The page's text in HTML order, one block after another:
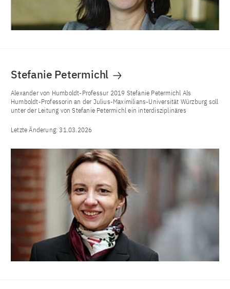
Stefanie Petermichl
Alexander von Humboldt-Professur 2019 Stefanie Petermichl Als
Humboldt-Professorin an der Julius-Maximilians-Universität Würzburg soll
unter der Leitung von Stefanie Petermichl ein interdisziplinäres
Letzte Änderung:31.03.2026